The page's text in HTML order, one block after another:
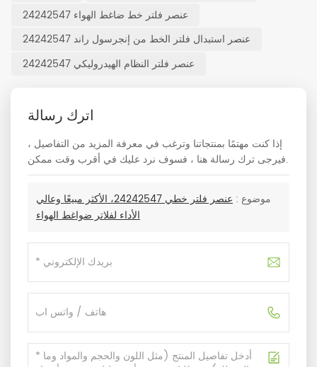
عنصر فلتر خط ضاغط الهواء 24242547
عنصر استبدال فلتر الخط من إنجرسول راند 24242547
عنصر فلتر النظام الهيدروليكي 24242547
اترك رسالة
إذا كنت مهتمًا بمنتجاتنا وترغب في معرفة المزيد من التفاصيل ،
فيرجى ترك رسالة هنا ، فسوف نرد عليك في أقرب وقت ممكن.
موضوع :
عنصر فلتر خطي 24242547، الأكثر مبيعًا وعالي
الأداء لفلاتر ضواغط الهواء